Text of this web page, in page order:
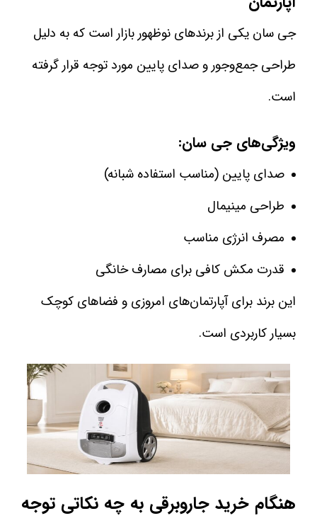
جی سان یکی از برندهای نوظهور بازار است که به دلیل
طراحی جمع‌وجور و صدای پایین مورد توجه قرار گرفته
است.
ویژگی‌های جی سان:
صدای پایین (مناسب استفاده شبانه)
طراحی مینیمال
مصرف انرژی مناسب
قدرت مکش کافی برای مصارف خانگی
این برند برای آپارتمان‌های امروزی و فضاهای کوچک
بسیار کاربردی است.
هنگام خرید جاروبرقی به چه نکاتی توجه